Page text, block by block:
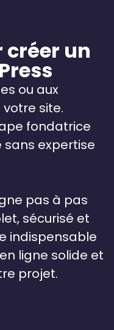
ou aux
site.
fondatrice
expertise
pas à pas
sécurisé et
indispensable
ligne solide et
projet.
créer un